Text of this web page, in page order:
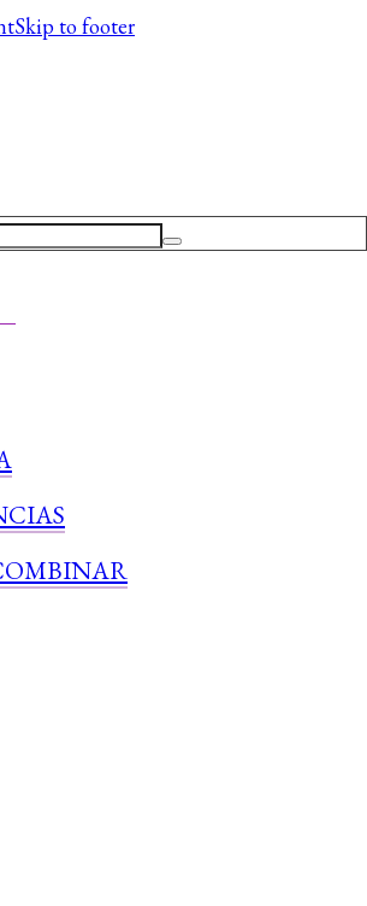
Skip to footer